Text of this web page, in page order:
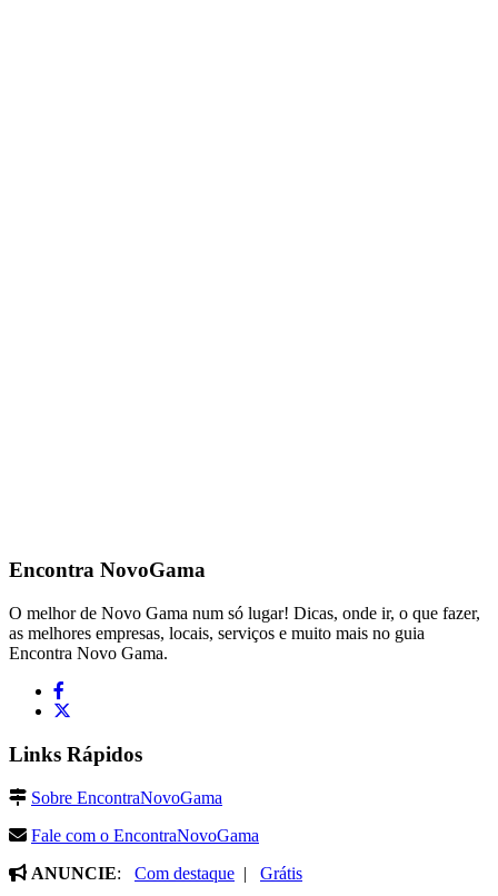
Encontra NovoGama
O melhor de Novo Gama num só lugar! Dicas, onde ir, o que fazer,
as melhores empresas, locais, serviços e muito mais no guia
Encontra Novo Gama.
Links Rápidos
Sobre EncontraNovoGama
Fale com o EncontraNovoGama
ANUNCIE: Com destaque | Grátis